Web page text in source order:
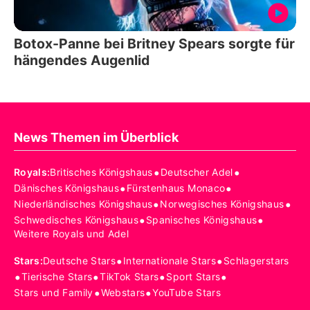
Botox-Panne bei Britney Spears sorgte für
hängendes Augenlid
News Themen im Überblick
Royals:Britisches Königshaus•Deutscher Adel•
Dänisches Königshaus•Fürstenhaus Monaco•
Niederländisches Königshaus•Norwegisches Königshaus•
Schwedisches Königshaus•Spanisches Königshaus•
Weitere Royals und Adel
Stars:Deutsche Stars•Internationale Stars•Schlagerstars
•Tierische Stars•TikTok Stars•Sport Stars•
Stars und Family•Webstars•YouTube Stars